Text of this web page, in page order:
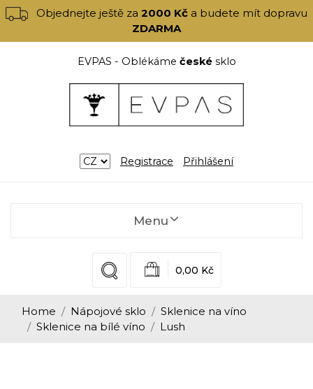
Objednejte ještě za2000 Kč a budete mít dopravu
ZDARMA
EVPAS - Oblékáme českésklo
Registrace Přihlášení
Menu
0,00 Kč
Home Nápojové sklo
Sklenice na víno
Sklenice na bílé víno
Lush